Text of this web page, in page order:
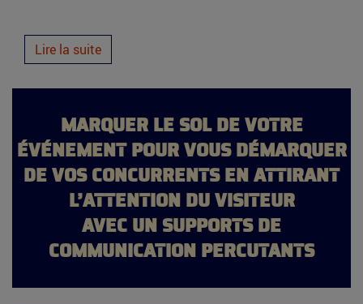
Lire la suite
MARQUER LE SOL DE VOTRE
ÉVÉNEMENT POUR VOUS DÉMARQUER
DE VOS CONCURRENTS EN ATTIRANT
L’ATTENTION DU VISITEUR
AVEC UN SUPPORTS DE
COMMUNICATION PERCUTANTS